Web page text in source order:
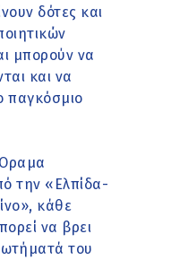
δότες και
μπορούν να
και να
παγκόσμιο
την «Ελπίδα-
κάθε
να βρει
του